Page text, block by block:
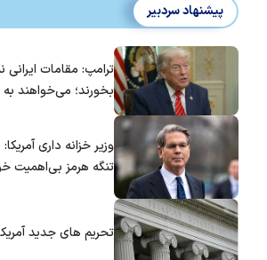
پیشنهاد سردبیر
ترامپ: مقامات
بخورند؛ می‌خواهند به
وزیر خزانه داری
تنگه هرمز بی‌اهمیت
تحریم های جدید